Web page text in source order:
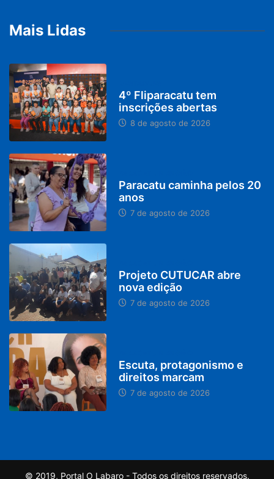
Mais Lidas
4º Fliparacatu tem
inscrições abertas
8 de agosto de 2026
Paracatu caminha pelos 20
anos
7 de agosto de 2026
Projeto CUTUCAR abre
nova edição
7 de agosto de 2026
Escuta, protagonismo e
direitos marcam
7 de agosto de 2026
© 2019, Portal O Labaro - Todos os direitos reservados.